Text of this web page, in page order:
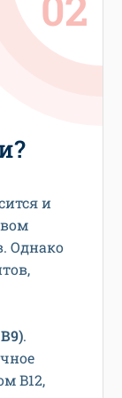
и
Однако
.
B12,